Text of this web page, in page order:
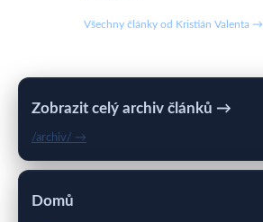
Všechny články od Kristián Valenta →
Zobrazit celý archiv článků →
/archiv/ →
Domů